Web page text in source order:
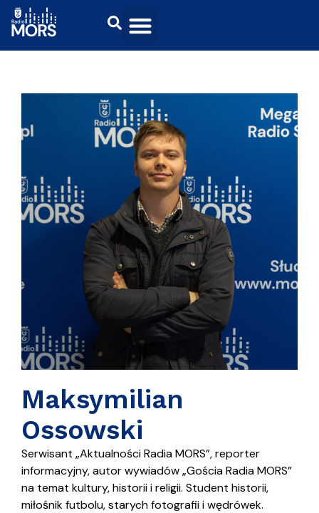
Maksymilian
Ossowski
Serwisant „Aktualności Radia MORS”, reporter
informacyjny, autor wywiadów „Gościa Radia MORS”
na temat kultury, historii i religii. Student historii,
miłośnik futbolu, starych fotografii i wędrówek.